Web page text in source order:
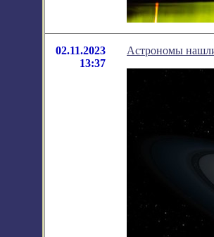
02.11.2023
13:37
Астрономы нашли